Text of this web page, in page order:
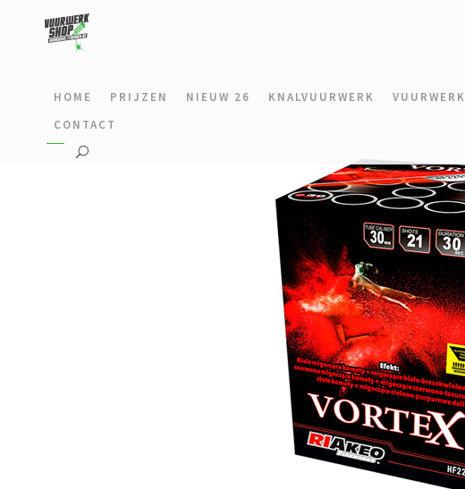
HOME PRIJZEN NIEUW 26 KNALVUURWERK VUURWERK
CONTACT